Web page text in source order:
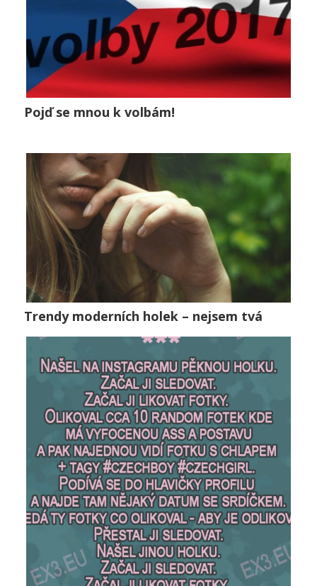
Pojď se mnou k volbám!
Pojď se mnou k volbám!
0
Trendy moderních holek – nejsem tvá
Trendy moderních holek – nejsem tvá